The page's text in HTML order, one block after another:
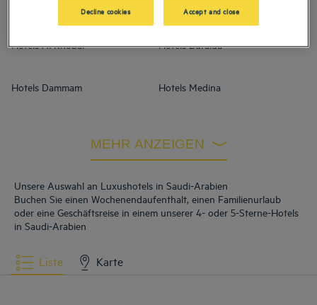
Arabien
Hotels Al Khobar Hotels Buraida
Hotels Dammam Hotels Medina
MEHR ANZEIGEN
Unsere Auswahl an Luxushotels in Saudi-Arabien
Buchen Sie einen Wochenendaufenthalt, einen Familienurlaub
oder eine Geschäftsreise in einem unserer 4- oder 5-Sterne-Hotels
in Saudi-Arabien
Liste Karte
Decline cookies Accept and close